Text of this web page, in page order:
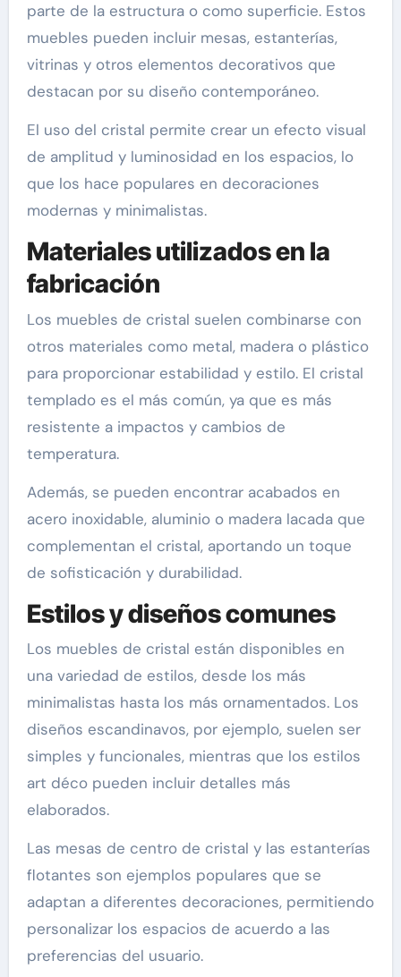
parte de la estructura o como superficie. Estos
muebles pueden incluir mesas, estanterías,
vitrinas y otros elementos decorativos que
destacan por su diseño contemporáneo.
El uso del cristal permite crear un efecto visual
de amplitud y luminosidad en los espacios, lo
que los hace populares en decoraciones
modernas y minimalistas.
Materiales utilizados en la
fabricación
Los muebles de cristal suelen combinarse con
otros materiales como metal, madera o plástico
para proporcionar estabilidad y estilo. El cristal
templado es el más común, ya que es más
resistente a impactos y cambios de
temperatura.
Además, se pueden encontrar acabados en
acero inoxidable, aluminio o madera lacada que
complementan el cristal, aportando un toque
de sofisticación y durabilidad.
Estilos y diseños comunes
Los muebles de cristal están disponibles en
una variedad de estilos, desde los más
minimalistas hasta los más ornamentados. Los
diseños escandinavos, por ejemplo, suelen ser
simples y funcionales, mientras que los estilos
art déco pueden incluir detalles más
elaborados.
Las mesas de centro de cristal y las estanterías
flotantes son ejemplos populares que se
adaptan a diferentes decoraciones, permitiendo
personalizar los espacios de acuerdo a las
preferencias del usuario.